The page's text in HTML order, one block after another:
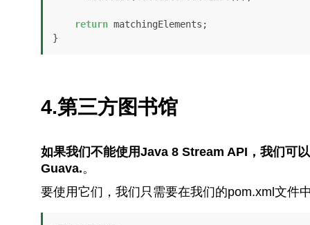
return matchingElements;
}
4.第三方图书馆
如果我们不能使用Java 8 Stream API，我们
Guava.。
要使用它们，我们只需要在我们的pom.xml文件